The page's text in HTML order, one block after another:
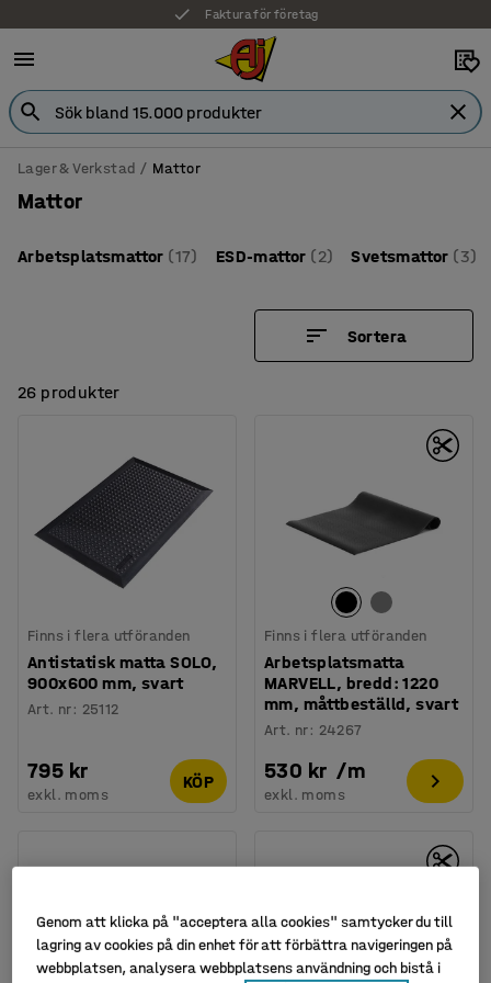
Faktura för företag
Lager & Verkstad Mattor
Mattor
Arbetsplatsmattor (17) ESD-mattor (2) Svetsmattor (3)
Sortera
26 produkter
Finns i flera utföranden
Antistatisk matta SOLO,
900x600 mm, svart
Art. nr: 25112
795 kr
exkl. moms
KÖP
Finns i flera utföranden
Arbetsplatsmatta
MARVELL, bredd: 1220
mm, måttbeställd, svart
Art. nr: 24267
530 kr /m
exkl. moms
Genom att klicka på "acceptera alla cookies" samtycker du till
lagring av cookies på din enhet för att förbättra navigeringen på
webbplatsen, analysera webbplatsens användning och bistå i